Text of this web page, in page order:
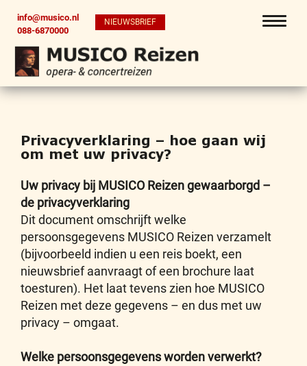
info@musico.nl
088-6870000
NIEUWSBRIEF
Privacyverklaring – hoe gaan wij
om met uw privacy?
Uw privacy bij MUSICO Reizen gewaarborgd –
de privacyverklaring
Dit document omschrijft welke
persoonsgegevens MUSICO Reizen verzamelt
(bijvoorbeeld indien u een reis boekt, een
nieuwsbrief aanvraagt of een brochure laat
toesturen). Het laat tevens zien hoe MUSICO
Reizen met deze gegevens – en dus met uw
privacy – omgaat.
Welke persoonsgegevens worden verwerkt?